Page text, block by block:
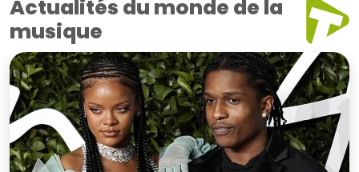
Actualités du monde de la
musique